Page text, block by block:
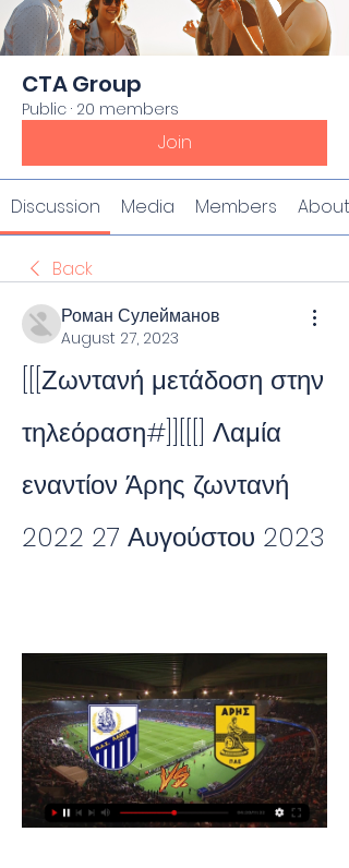
CTA Group
Public · 20 members
Join
Discussion Media Members About
Back
Роман Сулейманов
August 27, 2023
[[[Ζωντανή μετάδοση στην
τηλεόραση#]][[[] Λαμία
εναντίον Άρης ζωντανή
2022 27 Αυγούστου 2023